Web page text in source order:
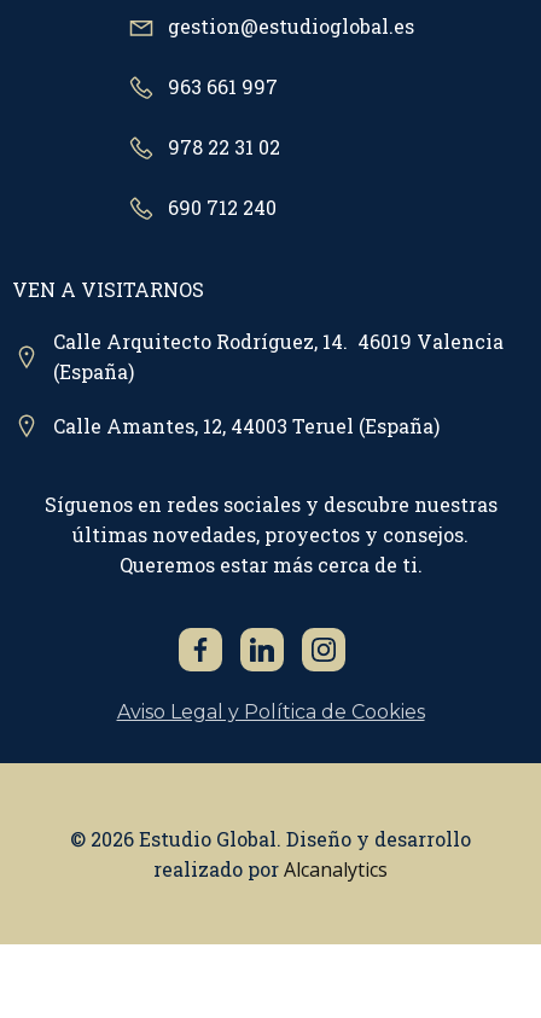
gestion@estudioglobal.es
963 661 997
978 22 31 02
690 712 240
VEN A VISITARNOS
Calle Arquitecto Rodríguez, 14. 46019 Valencia
(España)
Calle Amantes, 12, 44003 Teruel (España)
Síguenos en redes sociales y descubre nuestras
últimas novedades, proyectos y consejos.
Queremos estar más cerca de ti.
Aviso Legal y Política de Cookies
© 2026 Estudio Global. Diseño y desarrollo
realizado porAlcanalytics